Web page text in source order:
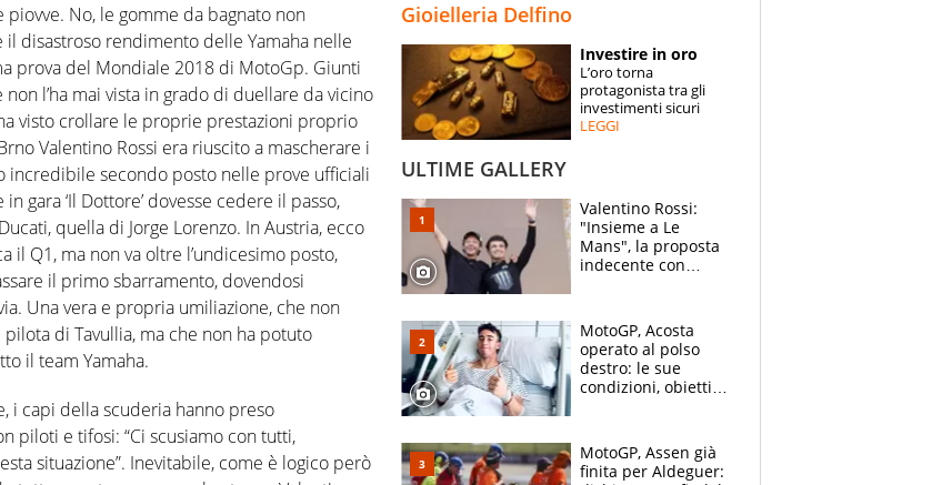
ESPERTI
CONTATTI
No, le gomme da bagnato non
il disastroso rendimento delle Yamaha nelle
prova del Mondiale 2018 di MotoGp. Giunti
l’ha mai vista in grado di duellare da vicino
visto crollare le proprie prestazioni proprio
Valentino Rossi era riuscito a mascherare i
secondo posto nelle prove ufficiali
gara ‘Il Dottore’ dovesse cedere il passo,
quella di Jorge Lorenzo. In Austria, ecco
il Q1, ma non va oltre l’undicesimo posto,
il primo sbarramento, dovendosi
Una vera e propria umiliazione, che non
di Tavullia, ma che non ha potuto
il team Yamaha.
i capi della scuderia hanno preso
piloti e tifosi: “Ci scusiamo con tutti,
situazione”. Inevitabile, come è logico però
Gioielleria Delfino
Investire in oro
L’oro torna
protagonista tra gli
investimenti sicuri
LEGGI
ULTIME GALLERY
Valentino Rossi:
"Insieme a Le
Mans", la proposta
indecente con
Goodwood
MotoGP, Acosta
operato al polso
destro: le sue
condizioni, obiettivo
MotoGP, Assen già
finita per Aldeguer: